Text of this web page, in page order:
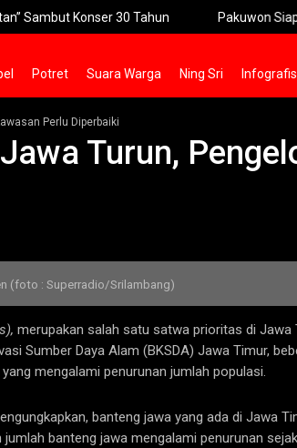
Konser 30 Tahun Pakuwon Siap
Potret Suara Warga Ning Sri Infografis
Perlu Diperbaiki
Turun,
(foto : Superradio/Srilambang)
merupakan salah satu satwa prioritas di Jawa
Sumber Daya Alam (BKSDA) Jawa Timur,
mengalami penurunan jumlah populasi.
banteng jawa yang ada di Jawa
banteng jawa mengalami penurunan